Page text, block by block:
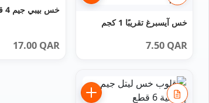
خس آيسبرغ تقريبًا 1 كجم
7.50 QAR
خس بيبي جيم 4 قطع
17.00 QAR